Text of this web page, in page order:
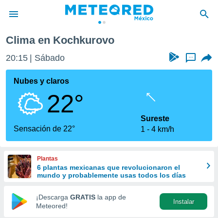
de
ha sido
calidad.
a este
las
y
forma
digital
basada
Clima en Kochkurovo
20:15 Sábado ...
Nubes y claros
22°
Sensación de 22°
Sureste
1
4 km/h
Plantas
6 plantas mexicanas que revolucionaron el
mundo y probablemente usas todos los días
¡Descarga GRATIS la app de
Meteored!
Instalar